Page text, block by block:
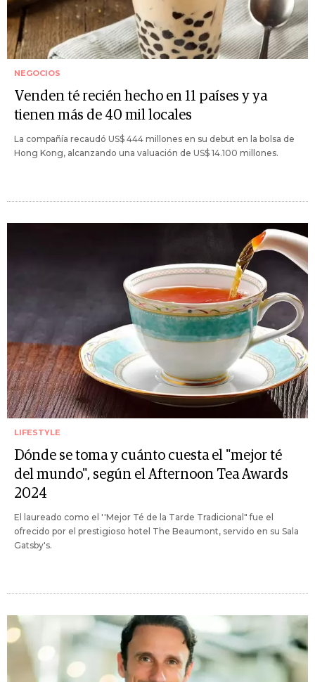
NEGOCIOS
Venden té recién hecho en 11 países y ya
tienen más de 40 mil locales
La compañía recaudó US$ 444 millones en su debut en la bolsa de
Hong Kong, alcanzando una valuación de US$ 14.100 millones.
LIFESTYLE
Dónde se toma y cuánto cuesta el "mejor té
del mundo", según el Afternoon Tea Awards
2024
El laureado como el ''Mejor Té de la Tarde Tradicional" fue el
ofrecido por el prestigioso hotel The Beaumont, servido en su Sala
Gatsby's.